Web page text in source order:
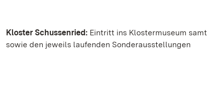
Kloster Schussenried: Eintritt ins Klostermuseum samt
sowie den jeweils laufenden Sonderausstellungen